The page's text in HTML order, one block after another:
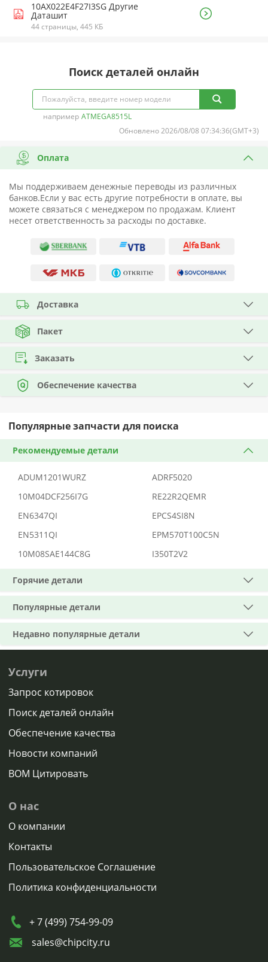
10AX022E4F27I3SG Другие
Даташит
44 страницы, 445 КБ
Поиск деталей онлайн
например ATMEGA8515L
Обновлено 2026/08/08 07:34:36(GMT+3)
Оплата
Мы поддерживаем денежные переводы из различных
банков.Если у вас есть другие потребности в оплате, вы
можете связаться с менеджером по продажам. Клиент
несет ответственность за расходы по доставке.
Доставка
Пакет
Заказать
Обеспечение качества
Популярные запчасти для поиска
Рекомендуемые детали
ADUM1201WURZ
ADRF5020
10M04DCF256I7G
RE22R2QEMR
EN6347QI
EPCS4SI8N
EN5311QI
EPM570T100C5N
10M08SAE144C8G
I350T2V2
Горячие детали
Популярные детали
Недавно популярные детали
Услуги
Запрос котировок
Поиск деталей онлайн
Обеспечение качества
Новости компаний
BOM Цитировать
О нас
О компании
Контакты
Пользовательское Соглашение
Политика конфиденциальности
+ 7 (499) 754-99-09
sales@chipcity.ru